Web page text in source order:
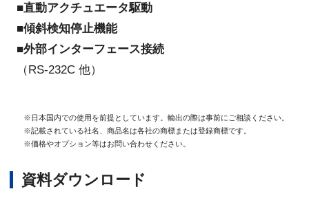
■直動アクチュエータ駆動
■傾斜検知停止機能
■外部インターフェース接続
（RS-232C 他）
※日本国内での使用を前提としています。輸出の際は事前にご相談ください。
※記載されている社名、商品名は各社の商標または登録商標です。
※価格やオプション等はお問い合わせください。
資料ダウンロード